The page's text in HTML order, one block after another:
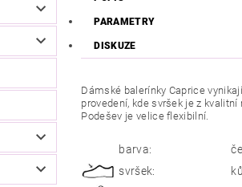
PARAMETRY
DISKUZE
Dámské balerínky Caprice
provedení, kde svršek je z
Podešev je velice flexibilní.
barva:
svršek: